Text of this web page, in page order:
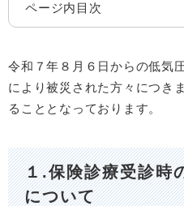
ページ内目次
令和７年８月６日からの低気
により被災された方々につき
ることとなっております。
１.保険診療受診時
について